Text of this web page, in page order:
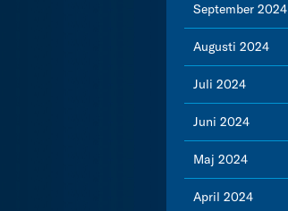
September 2024
Augusti 2024
Juli 2024
Juni 2024
Maj 2024
April 2024